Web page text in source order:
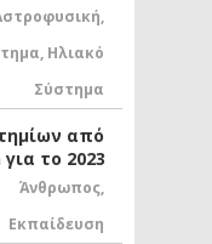
,
, Ηλιακό
Σύστημα
από
το 2023
Άνθρωπος,
Εκπαίδευση